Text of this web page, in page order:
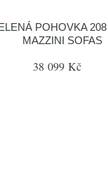
POHOVKA
MAZZINI SOFAS
38 099 Kč